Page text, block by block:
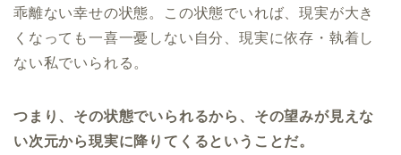
乖離ない幸せの状態。この状態でいれば、現実が大き
くなっても一喜一憂しない自分、現実に依存・執着し
ない私でいられる。
つまり、その状態でいられるから、その望みが見えな
い次元から現実に降りてくるということだ。